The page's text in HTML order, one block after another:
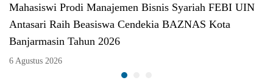
Mahasiswi Prodi Manajemen Bisnis Syariah FEBI UIN
Antasari Raih Beasiswa Cendekia BAZNAS Kota
Banjarmasin Tahun 2026
6 Agustus 2026